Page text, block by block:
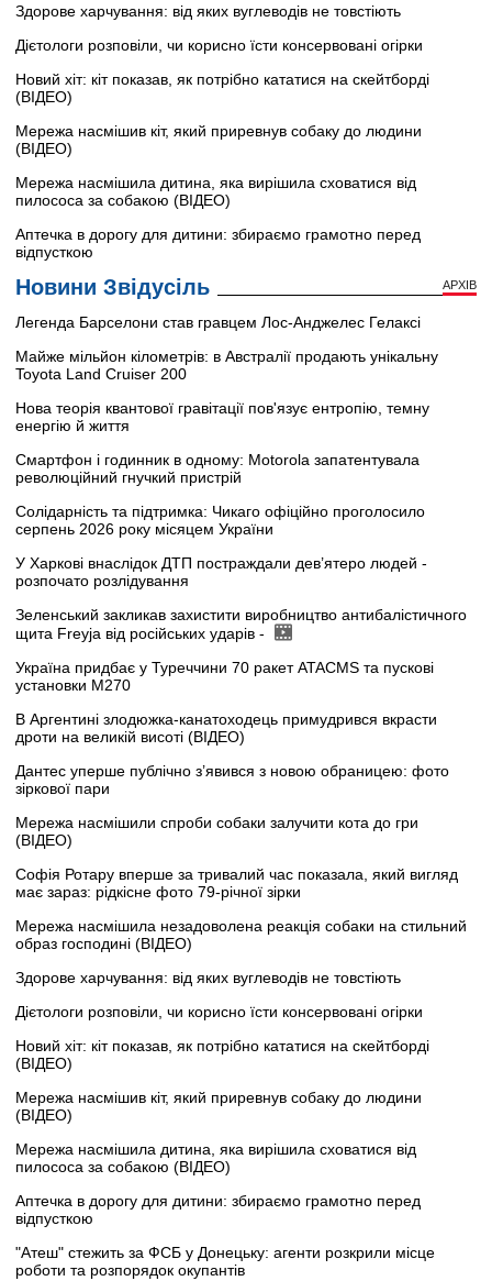
Здорове харчування: від яких вуглеводів не товстіють
Дієтологи розповіли, чи корисно їсти консервовані огірки
Новий хіт: кіт показав, як потрібно кататися на скейтборді
(ВІДЕО)
Мережа насмішив кіт, який приревнув собаку до людини
(ВІДЕО)
Мережа насмішила дитина, яка вирішила сховатися від
пилососа за собакою (ВІДЕО)
Аптечка в дорогу для дитини: збираємо грамотно перед
відпусткою
Новини Звідусіль АРХІВ
Легенда Барселони став гравцем Лос-Анджелес Гелаксі
Майже мільйон кілометрів: в Австралії продають унікальну
Toyota Land Cruiser 200
Нова теорія квантової гравітації пов'язує ентропію, темну
енергію й життя
Смартфон і годинник в одному: Motorola запатентувала
революційний гнучкий пристрій
Солідарність та підтримка: Чикаго офіційно проголосило
серпень 2026 року місяцем України
У Харкові внаслідок ДТП постраждали дев’ятеро людей -
розпочато розлідування
Зеленський закликав захистити виробництво антибалістичного
щита Freyja від російських ударів -
Україна придбає у Туреччини 70 ракет ATACMS та пускові
установки M270
В Аргентині злодюжка-канатоходець примудрився вкрасти
дроти на великій висоті (ВІДЕО)
Дантес уперше публічно з’явився з новою обраницею: фото
зіркової пари
Мережа насмішили спроби собаки залучити кота до гри
(ВІДЕО)
Софія Ротару вперше за тривалий час показала, який вигляд
має зараз: рідкісне фото 79-річної зірки
Мережа насмішила незадоволена реакція собаки на стильний
образ господині (ВІДЕО)
Здорове харчування: від яких вуглеводів не товстіють
Дієтологи розповіли, чи корисно їсти консервовані огірки
Новий хіт: кіт показав, як потрібно кататися на скейтборді
(ВІДЕО)
Мережа насмішив кіт, який приревнув собаку до людини
(ВІДЕО)
Мережа насмішила дитина, яка вирішила сховатися від
пилососа за собакою (ВІДЕО)
Аптечка в дорогу для дитини: збираємо грамотно перед
відпусткою
"Атеш" стежить за ФСБ у Донецьку: агенти розкрили місце
роботи та розпорядок окупантів